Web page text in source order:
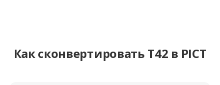
Как сконвертировать T42 в PICT